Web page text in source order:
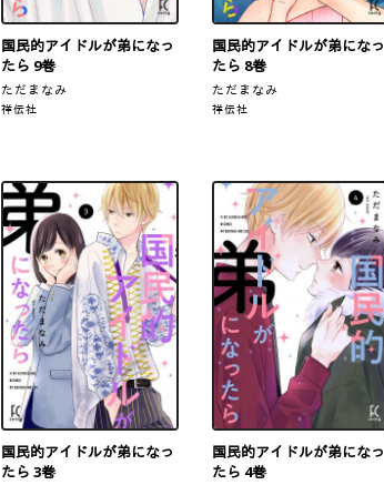
国民的アイドルが弟になっ
たら 9巻
ただまなみ
祥伝社
国民的アイドルが弟になっ
たら 8巻
ただまなみ
祥伝社
国民的アイドルが弟になっ
たら 3巻
国民的アイドルが弟になっ
たら 4巻